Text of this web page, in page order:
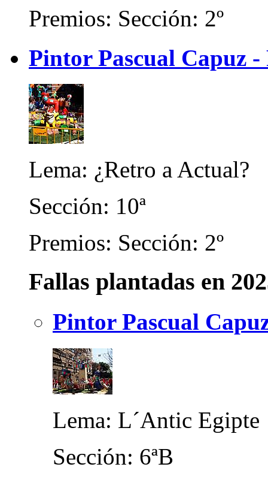
Premios: Sección: 2º
Pintor Pascual Capuz
Lema: ¿Retro a Actual?
Sección: 10ª
Premios: Sección: 2º
Fallas plantadas en
Pintor Pascual
Lema: L´Antic Egipte
Sección: 6ªB